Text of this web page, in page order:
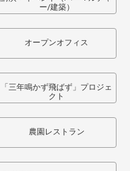
ー/建築）
オープンオフィス
「三年鳴かず飛ばず」プロジェ
クト
農園レストラン